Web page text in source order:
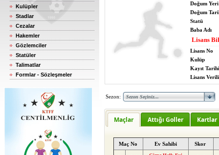
Kulüpler
Stadlar
Cezalar
Hakemler
Gözlemciler
Statüler
Talimatlar
Formlar - Sözleşmeler
Doğum Yeri
Doğum
Statü
Baba Adı
Lisans
Lisans No
Kulüp
Kayıt Tarihi
Lisans
Sezon:
Maçlar Attığı Goller Kartlar
Maç No Ev Sahibi Skor